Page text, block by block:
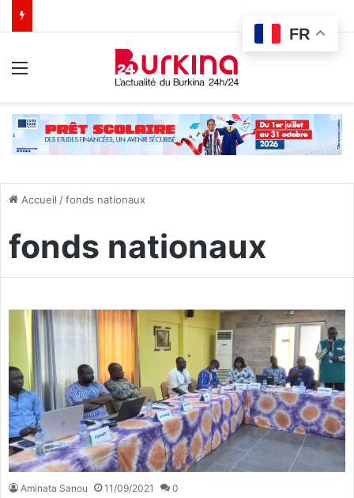
Accueil /fonds nationaux
fonds nationaux
Aminata Sanou 11/09/2021 0
FR